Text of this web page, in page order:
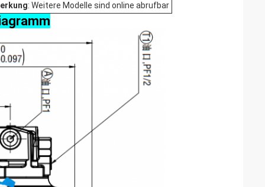
: Weitere Modelle sind online abrufbar